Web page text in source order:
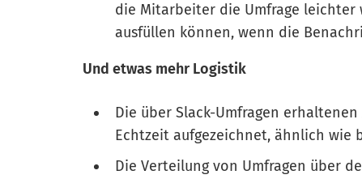
die Mitarbeiter die Umfrage
ausfüllen können, wenn die
Und etwas mehr Logistik
Die über Slack-Umfragen
Echtzeit aufgezeichnet, ähnlich wie
Die Verteilung von Umfragen über